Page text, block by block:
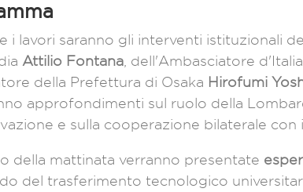
i lavori saranno gli interventi istituzionali
Attilio Fontana , dell'Ambasciatore
della Prefettura di Osaka Hirofumi
approfondimenti sul ruolo della
e sulla cooperazione bilaterale con
della mattinata verranno presentate
del trasferimento tecnologico